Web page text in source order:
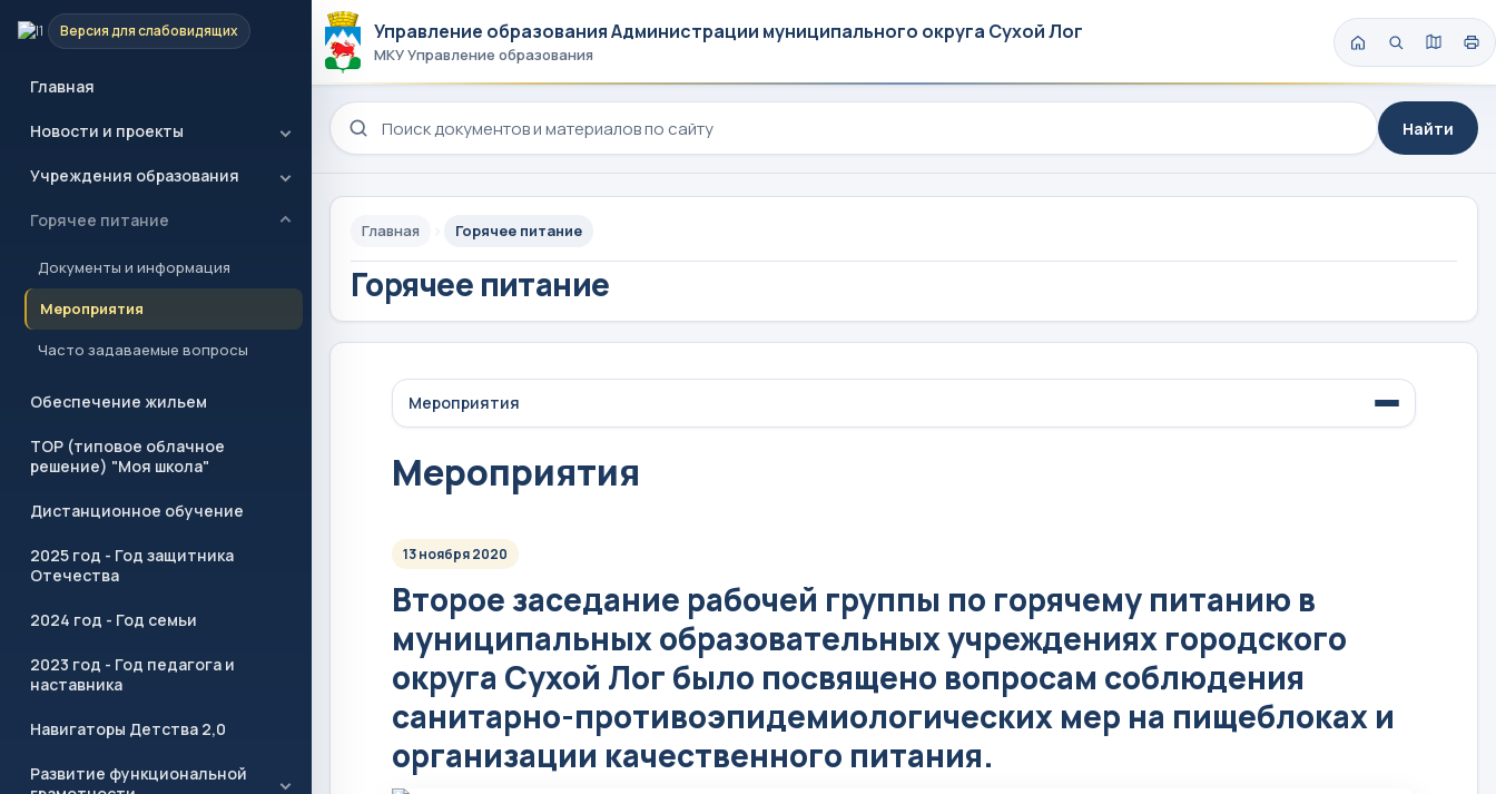
Версия для слабовидящих
Главная
Новости и проекты
Учреждения образования
Горячее питание
Документы и информация
Мероприятия
Часто задаваемые вопросы
Обеспечение жильем
ТОР (типовое облачное
решение) "Моя школа"
Дистанционное обучение
2025 год - Год защитника
Отечества
2024 год - Год семьи
2023 год - Год педагога и
наставника
Навигаторы Детства 2,0
Развитие функциональной
Управление образования Администрации муниципального округа Сухой Лог
МКУ Управление образования
Поиск по сайту
Найти
Главная Горячее питание
Горячее питание
Мероприятия
Мероприятия
13 ноября 2020
Второе заседание рабочей группы по горячему питанию в
муниципальных образовательных учреждениях городского
округа Сухой Лог было посвящено вопросам соблюдения
санитарно-противоэпидемиологических мер на пищеблоках и
организации качественного питания.